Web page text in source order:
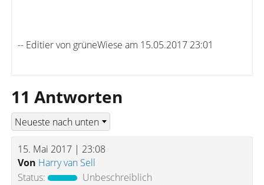
-- Editier von grüneWiese am 15.05.2017 23:01
11 Antworten
15. Mai 2017 | 23:08
Von Harry van Sell
Status:
Unbeschreiblich